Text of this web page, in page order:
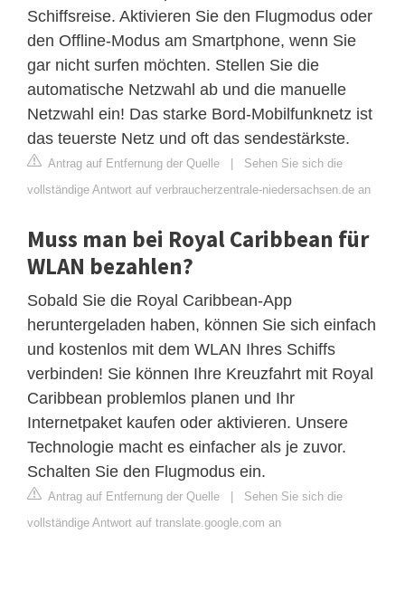
Schiffsreise. Aktivieren Sie den Flugmodus oder
den Offline-Modus am Smartphone, wenn Sie
gar nicht surfen möchten. Stellen Sie die
automatische Netzwahl ab und die manuelle
Netzwahl ein! Das starke Bord-Mobilfunknetz ist
das teuerste Netz und oft das sendestärkste.
Antrag auf Entfernung der Quelle | Sehen Sie sich die
vollständige Antwort auf verbraucherzentrale-niedersachsen.de an
Muss man bei Royal Caribbean für
WLAN bezahlen?
Sobald Sie die Royal Caribbean-App
heruntergeladen haben, können Sie sich einfach
und kostenlos mit dem WLAN Ihres Schiffs
verbinden! Sie können Ihre Kreuzfahrt mit Royal
Caribbean problemlos planen und Ihr
Internetpaket kaufen oder aktivieren. Unsere
Technologie macht es einfacher als je zuvor.
Schalten Sie den Flugmodus ein.
Antrag auf Entfernung der Quelle | Sehen Sie sich die
vollständige Antwort auf translate.google.com an